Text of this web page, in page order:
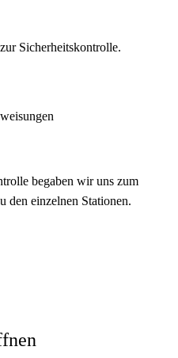
Sicherheitskontrolle.
begaben wir uns zum
den einzelnen Stationen.